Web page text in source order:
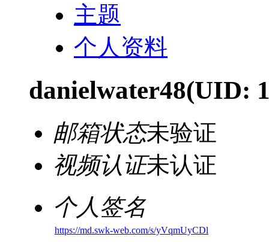
主题
个人资料
danielwater48(UID:
邮箱状态未验证
视频认证未认证
个人签名
https://md.swk-web.com/s/yVqmUyCDl